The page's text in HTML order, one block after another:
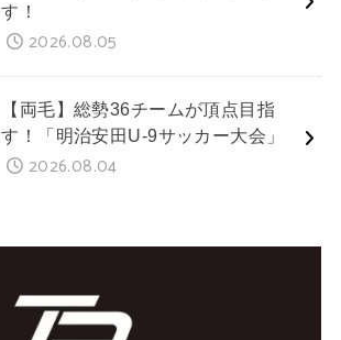
す！
2026.08.05
【両毛】総勢36チームが頂点目指
す！「明治安田U-9サッカー大会」
2026.08.04